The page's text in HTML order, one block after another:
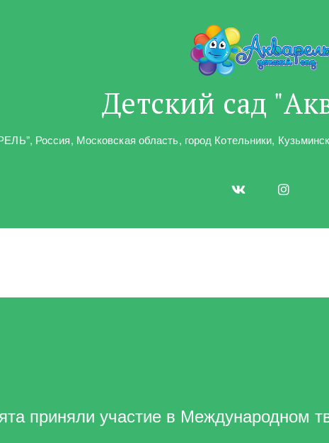
Детский сад
, Россия, Московская область, город Котельники,
приняли участие в Международном